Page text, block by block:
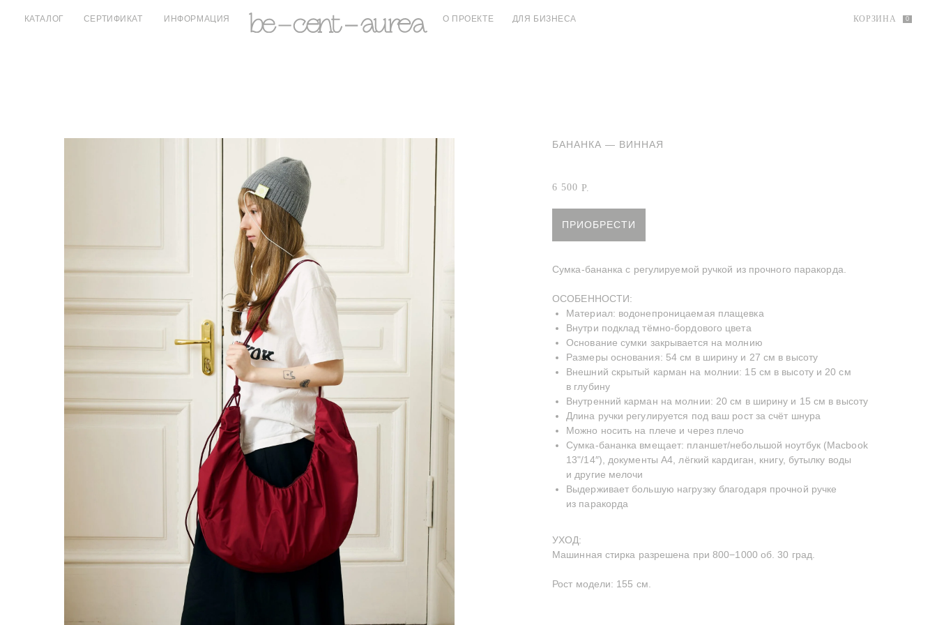
О ПРОЕКТЕ ДЛЯ БИЗНЕСА
КАТАЛОГ СЕРТИФИКАТ ИНФОРМАЦИЯ
БАНАНКА — ВИННАЯ
6 500 Р.
ПРИОБРЕСТИ
Сумка-бананка с регулируемой ручкой из прочного паракорда.
ОСОБЕННОСТИ:
Материал: водонепроницаемая плащевка
Внутри подклад тёмно-бордового цвета
Основание сумки закрывается на молнию
Размеры основания: 54 см в ширину и 27 см в высоту
Внешний скрытый карман на молнии: 15 см в высоту и 20 см
в глубину
Внутренний карман на молнии: 20 см в ширину и 15 см в высоту
Длина ручки регулируется под ваш рост за счёт шнура
Можно носить на плече и через плечо
Сумка-бананка вмещает: планшет/небольшой ноутбук (Macbook
13"/14″), документы А4, лёгкий кардиган, книгу, бутылку воды
и другие мелочи
Выдерживает большую нагрузку благодаря прочной ручке
из паракорда
УХОД:
Машинная стирка разрешена при 800−1000 об. 30 град.
Рост модели: 155 см.